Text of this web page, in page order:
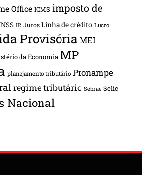
Office ICMS imposto de
IR Juros Linha de crédito Lucro
Provisória MEI
da Economia MP
planejamento tributário Pronampe
regime tributário Sebrae Selic
Nacional